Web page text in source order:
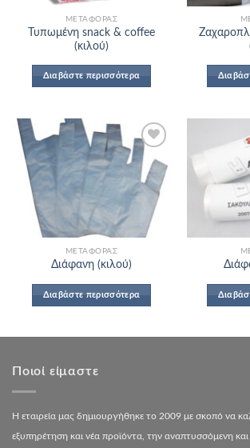
ΜΕΤΑΦΟΡΆΣ
Τυπωμένη snack & coffee
(κιλού)
Διαβάστε περισσότερα
Add to
Wishlist
ΜΕΤΑΦΟΡΆΣ
Διάφανη (κιλού)
Διαβάστε περισσότερα
Ποιοί είμαστε
Η εταιρεία μας δημιουργήθηκε το 2009 με σκοπό να
εξυπηρέτηση και νέα προϊόντα, την αναπτυσσόμενη